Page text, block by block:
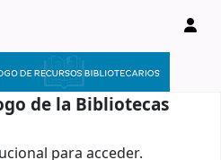
de la Bibliotecas
para acceder.